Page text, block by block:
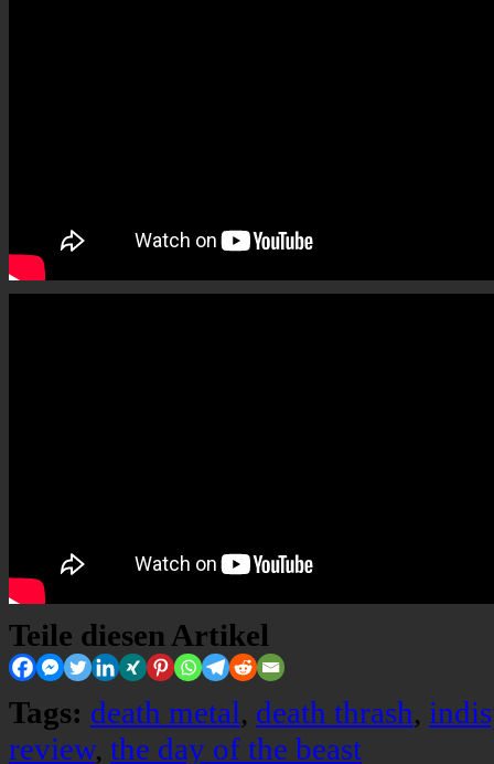
Teile diesen Artikel
Tags: death metal, death thrash,
review, the day of the beast